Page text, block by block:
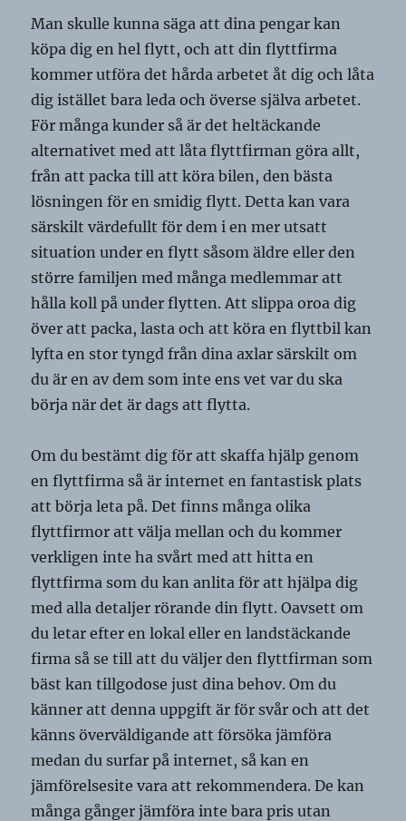
Man skulle kunna säga att dina pengar kan
köpa dig en hel flytt, och att din flyttfirma
kommer utföra det hårda arbetet åt dig och låta
dig istället bara leda och överse själva arbetet.
För många kunder så är det heltäckande
alternativet med att låta flyttfirman göra allt,
från att packa till att köra bilen, den bästa
lösningen för en smidig flytt. Detta kan vara
särskilt värdefullt för dem i en mer utsatt
situation under en flytt såsom äldre eller den
större familjen med många medlemmar att
hålla koll på under flytten. Att slippa oroa dig
över att packa, lasta och att köra en flyttbil kan
lyfta en stor tyngd från dina axlar särskilt om
du är en av dem som inte ens vet var du ska
börja när det är dags att flytta.
Om du bestämt dig för att skaffa hjälp genom
en flyttfirma så är internet en fantastisk plats
att börja leta på. Det finns många olika
flyttfirmor att välja mellan och du kommer
verkligen inte ha svårt med att hitta en
flyttfirma som du kan anlita för att hjälpa dig
med alla detaljer rörande din flytt. Oavsett om
du letar efter en lokal eller en landstäckande
firma så se till att du väljer den flyttfirman som
bäst kan tillgodose just dina behov. Om du
känner att denna uppgift är för svår och att det
känns överväldigande att försöka jämföra
medan du surfar på internet, så kan en
jämförelsesite vara att rekommendera. De kan
många gånger jämföra inte bara pris utan